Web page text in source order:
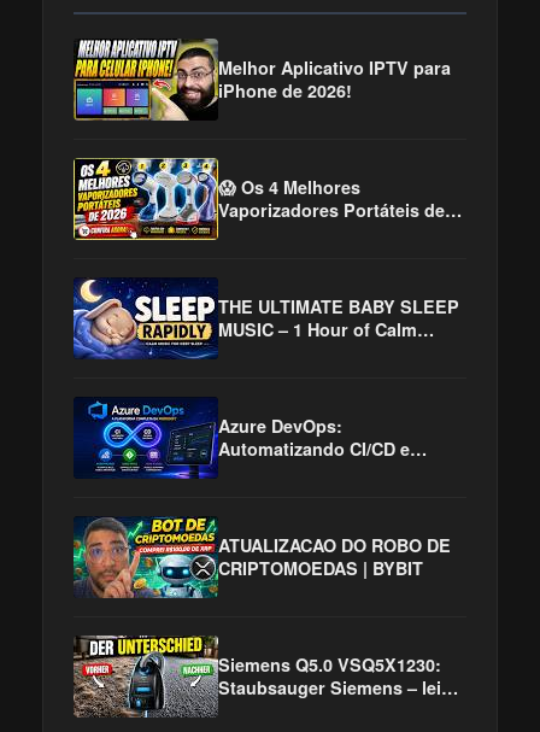
Melhor Aplicativo IPTV para
iPhone de 2026!
😱 Os 4 Melhores
Vaporizadores Portáteis de
THE ULTIMATE BABY SLEEP
MUSIC – 1 Hour of Calm
Azure DevOps:
Automatizando CI/CD e
ATUALIZACAO DO ROBO DE
CRIPTOMOEDAS | BYBIT
Siemens Q5.0 VSQ5X1230:
Staubsauger Siemens – leise,